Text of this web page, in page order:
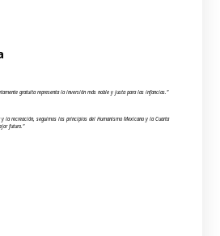
gratuita representa la inversión más noble y justa para las infancias."
y la recreación, seguimos los principios del Humanismo Mexicano y la Cuarta
futuro."